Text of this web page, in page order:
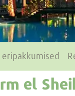
eripakkumised
el